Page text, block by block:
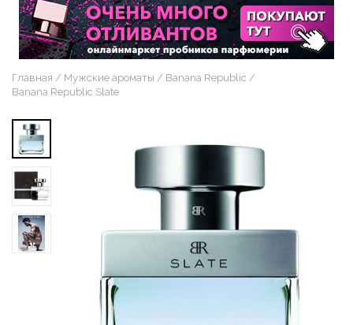
Главная Мужские ароматы
Banana Republic
Banana Republic Slate